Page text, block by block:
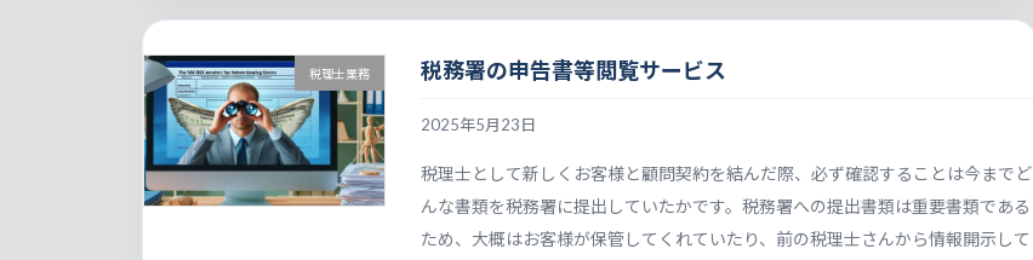
税理士業務 税務署の申告書等閲覧サービス
2025年5月23日
税理士として新しくお客様と顧問契約を結んだ際、必ず確認することは今までど
んな書類を税務署に提出していたかです。税務署への提出書類は重要書類である
ため、大概はお客様が保管してくれていたり、前の税理士さんから情報開示して